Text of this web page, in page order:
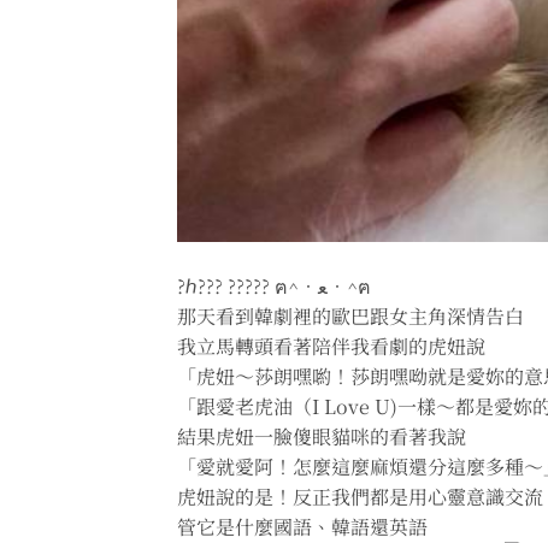
?ℎ??? ????? ฅ^•ﻌ•^ฅ
那天看到韓劇裡的歐巴跟女主角深情告白
我立馬轉頭看著陪伴我看劇的虎妞說
「虎妞～莎朗嘿喲！莎朗嘿呦就是愛妳的意
「跟愛老虎油（I Love U)一樣～都是愛妳
結果虎妞一臉傻眼貓咪的看著我說
「愛就愛阿！怎麼這麼麻煩還分這麼多種～
虎妞說的是！反正我們都是用心靈意識交流
管它是什麼國語、韓語還英語